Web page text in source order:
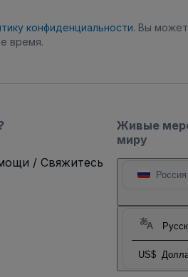
конфиденциальности. Вы
время.
Живые
миру
Россия
US$
/ Свяжитесь